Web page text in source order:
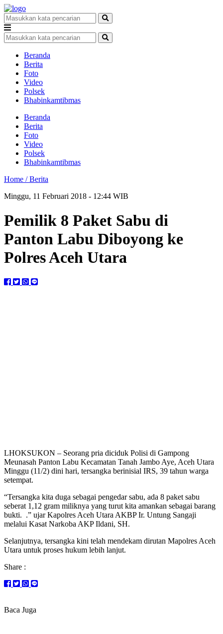
Beranda
Berita
Foto
Video
Polsek
Bhabinkamtibmas
Beranda
Berita
Foto
Video
Polsek
Bhabinkamtibmas
Home /Berita
Minggu, 11 Februari 2018 - 12:44 WIB
Pemilik 8 Paket Sabu di
Panton Labu Diboyong ke
Polres Aceh Utara
LHOKSUKON – Seorang pria diciduk Polisi di Gampong
Meunasah Panton Labu Kecamatan Tanah Jambo Aye, Aceh Utara
Minggu (11/2) dini hari, tersangka berinisial IRS, 39 tahun warga
setempat.
“Tersangka kita duga sebagai pengedar sabu, ada 8 paket sabu
seberat 1,12 gram miliknya yang turut kita amankan sebagai barang
bukti. .” ujar Kapolres Aceh Utara AKBP Ir. Untung Sangaji
melalui Kasat Narkoba AKP Ildani, SH.
Selanjutnya, tersangka kini telah mendekam dirutan Mapolres Aceh
Utara untuk proses hukum lebih lanjut.
Share :
Baca Juga